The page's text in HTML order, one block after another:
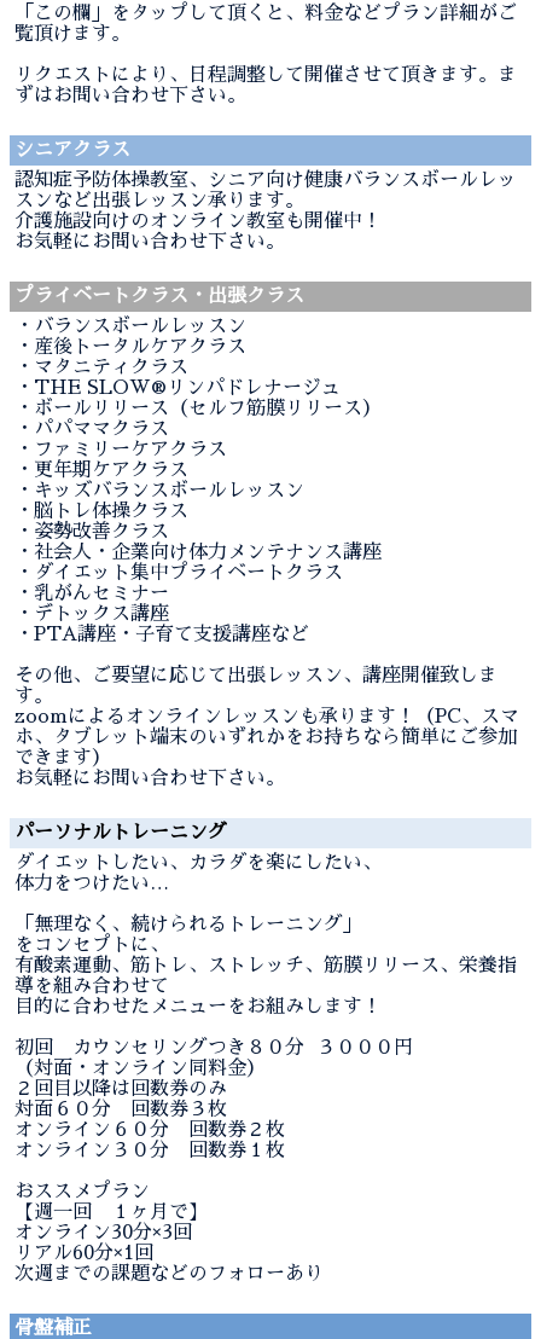
「この欄」をタップして頂くと、料金などプラン詳細がご
覧頂けます。
リクエストにより、日程調整して開催させて頂きます。ま
ずはお問い合わせ下さい。
シニアクラス
認知症予防体操教室、シニア向け健康バランスボールレッ
スンなど出張レッスン承ります。
介護施設向けのオンライン教室も開催中！
お気軽にお問い合わせ下さい。
プライベートクラス・出張クラス
・バランスボールレッスン
・産後トータルケアクラス
・マタニティクラス
・THE SLOW®︎リンパドレナージュ
・ボールリリース（セルフ筋膜リリース）
・パパママクラス
・ファミリーケアクラス
・更年期ケアクラス
・キッズバランスボールレッスン
・脳トレ体操クラス
・姿勢改善クラス
・社会人・企業向け体力メンテナンス講座
・ダイエット集中プライベートクラス
・乳がんセミナー
・デトックス講座
・PTA講座・子育て支援講座など
その他、ご要望に応じて出張レッスン、講座開催致しま
す。
zoomによるオンラインレッスンも承ります！（PC、スマ
ホ、タブレット端末のいずれかをお持ちなら簡単にご参加
できます）
お気軽にお問い合わせ下さい。
パーソナルトレーニング
ダイエットしたい、カラダを楽にしたい、
体力をつけたい…
「無理なく、続けられるトレーニング」
をコンセプトに、
有酸素運動、筋トレ、ストレッチ、筋膜リリース、栄養指
導を組み合わせて
目的に合わせたメニューをお組みします！
初回 カウンセリングつき８０分 ３０００円
（対面・オンライン同料金）
２回目以降は回数券のみ
対面６０分 回数券３枚
オンライン６０分 回数券２枚
オンライン３０分 回数券１枚
おススメプラン
【週一回 １ヶ月で】
オンライン30分×3回
リアル60分×1回
次週までの課題などのフォローあり
骨盤補正